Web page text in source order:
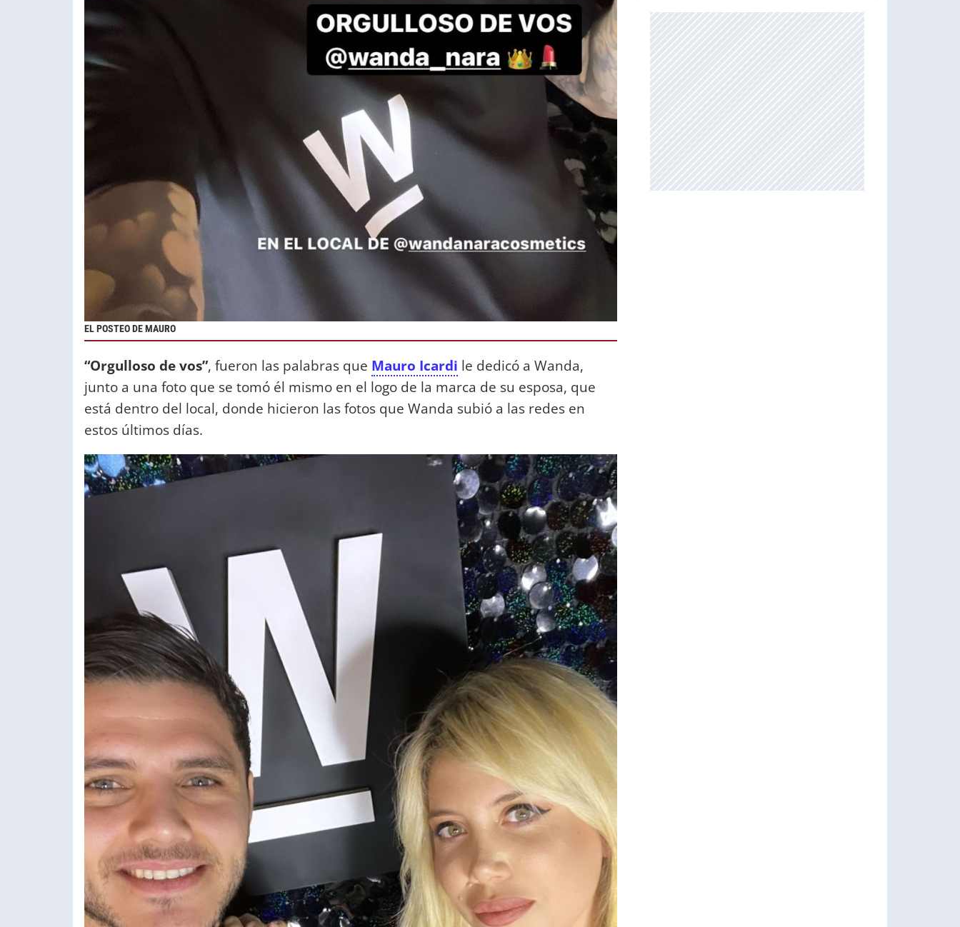
EL POSTEO DE MAURO
“Orgulloso de vos”, fueron las palabras que Mauro Icardi le dedicó a Wanda,
junto a una foto que se tomó él mismo en el logo de la marca de su esposa, que
está dentro del local, donde hicieron las fotos que Wanda subió a las redes en
estos últimos días.